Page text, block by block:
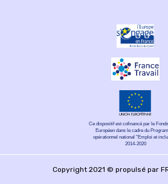
Ce dispositif est cofinancé par le
Européen dans le cadre du
opérationnel national "Emploi et
2014-2020
Copyright 2021 © propulsé par